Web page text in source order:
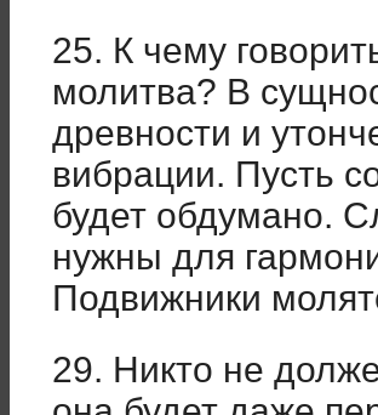
25. К чему
молитва? В
древности и
вибрации. Пусть
будет обдумано.
нужны для
Подвижники
29. Никто не